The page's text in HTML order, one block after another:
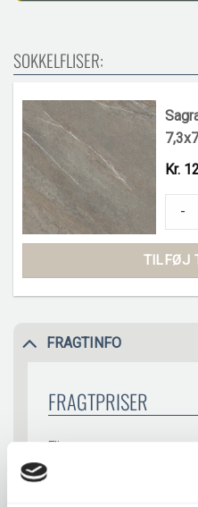
FRAGTINFO
FRAGTPRISER
Fliseprøve
SOKKELFLISER:
Kr.
-
TILFØJ